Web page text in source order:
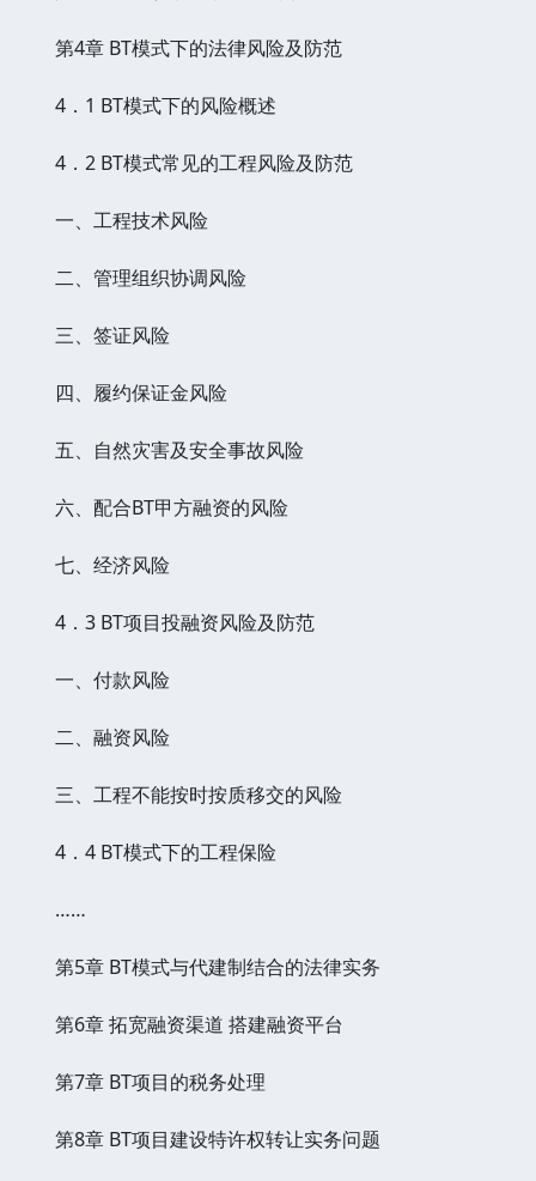
第4章 BT模式下的法律风险及防范
4．1 BT模式下的风险概述
4．2 BT模式常见的工程风险及防范
一、工程技术风险
二、管理组织协调风险
三、签证风险
四、履约保证金风险
五、自然灾害及安全事故风险
六、配合BT甲方融资的风险
七、经济风险
4．3 BT项目投融资风险及防范
一、付款风险
二、融资风险
三、工程不能按时按质移交的风险
4．4 BT模式下的工程保险
……
第5章 BT模式与代建制结合的法律实务
第6章 拓宽融资渠道 搭建融资平台
第7章 BT项目的税务处理
第8章 BT项目建设特许权转让实务问题